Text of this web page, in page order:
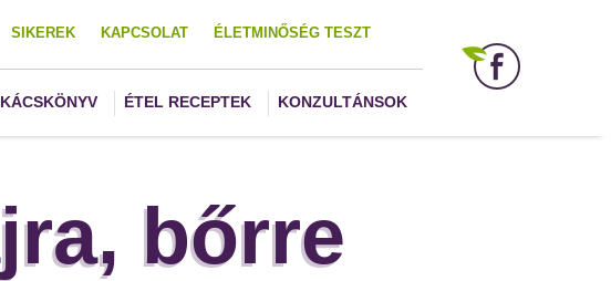
SIKEREK KAPCSOLAT ÉLETMINŐSÉG TESZT
ÉTEL RECEPTEK KONZULTÁNSOK
bőrre